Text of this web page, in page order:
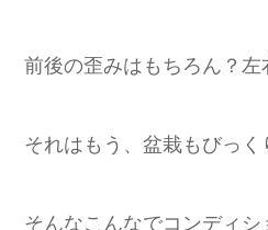
前後の歪みはもちろん？左
それはもう、盆栽もびっく
そんなこんなでコンディシ